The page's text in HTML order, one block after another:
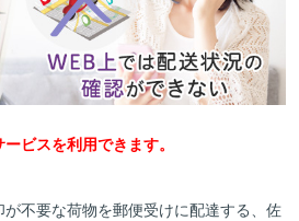
ビスを利用できます。
不要な荷物を郵便受けに配達する、佐